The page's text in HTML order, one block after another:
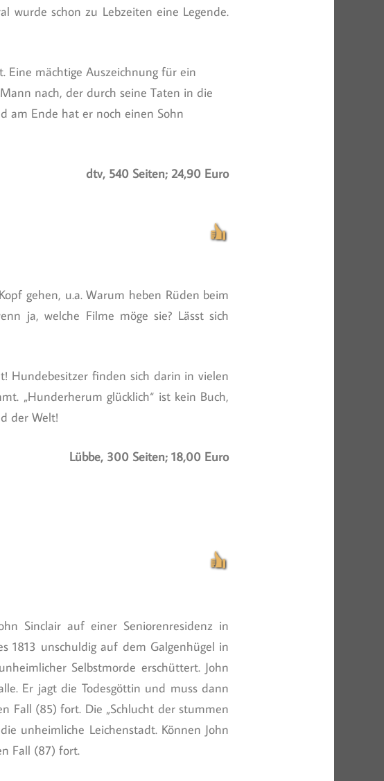
wurde schon zu Lebzeiten eine Legende.
Eine mächtige Auszeichnung für ein
nach, der durch seine Taten in die
am Ende hat er noch einen Sohn
dtv, 540 Seiten; 24,90 Euro
gehen, u.a. Warum heben Rüden beim
ja, welche Filme möge sie? Lässt sich
Hundebesitzer finden sich darin in vielen
„Hunderherum glücklich“ ist kein Buch,
der Welt!
Lübbe, 300 Seiten; 18,00 Euro
Sinclair auf einer Seniorenresidenz in
1813 unschuldig auf dem Galgenhügel in
Selbstmorde erschüttert. John
Er jagt die Todesgöttin und muss dann
Fall (85) fort. Die „Schlucht der stummen
unheimliche Leichenstadt. Können John
Fall (87) fort.